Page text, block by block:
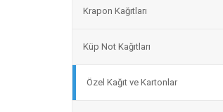
Krapon Kağıtları
Küp Not Kağıtları
Özel Kağıt ve Kartonlar